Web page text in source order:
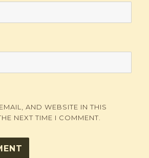
AND WEBSITE IN THIS
NEXT TIME I COMMENT.